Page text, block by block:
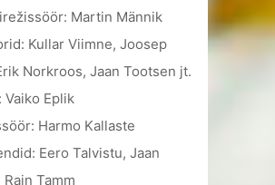
Martin Männik
Kullar Viimne, Joosep
Norkroos, Jaan Tootsen jt.
Vaiko Eplik
Harmo Kallaste
Eero Talvistu, Jaan
Tamm